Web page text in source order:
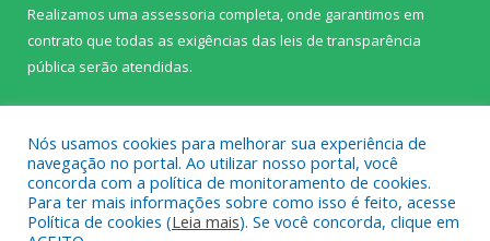
Realizamos uma assessoria completa, onde garantimos em
contrato que todas as exigências das leis de transparência
pública serão atendidas.
Todos os direitos reservados a Câmara Municipal de Prainha.
Nós usamos cookies para melhorar sua experiência de
navegação no portal. Ao utilizar nosso portal, você
concorda com a política de monitoramento de cookies.
Para ter mais informações sobre como isso é feito, acesse
Política de cookies (Leia mais). Se você concorda, clique em